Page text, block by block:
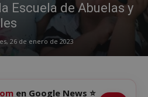
Escuela de Abuelas y
26 de enero de 2023
en Google News ⭐